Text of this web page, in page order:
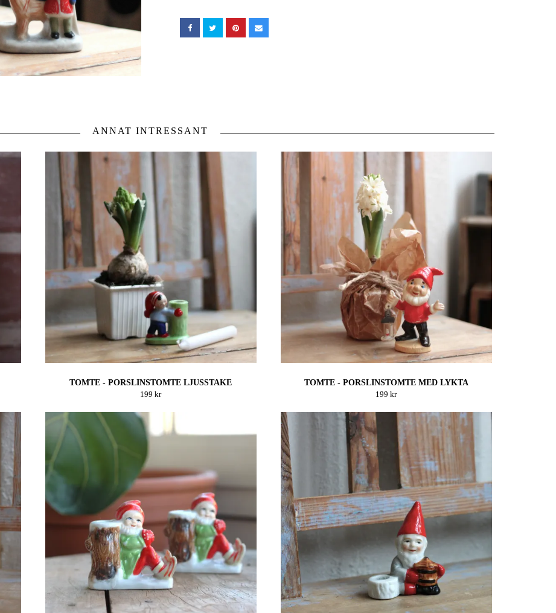
ANNAT INTRESSANT
TOMTE - PORSLINSTOMTE LJUSSTAKE
199 kr
TOMTE - PORSLINSTOMTE MED LYKTA
199 kr